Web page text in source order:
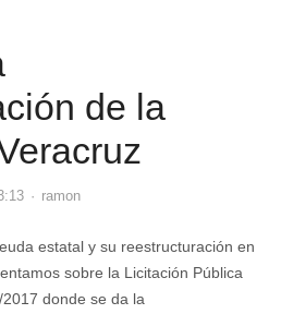
de la
Author
ramon
estatal y su reestructuración en
sobre la Licitación Pública
donde se da la